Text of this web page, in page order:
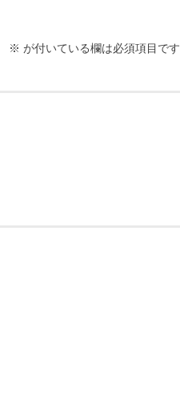
※ が付いている欄は必須項目です